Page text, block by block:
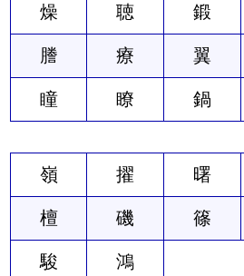
燥 聴 鍛
謄 療 翼
瞳 瞭 鍋
嶺 擢 曙
檀 磯 篠
駿 鴻